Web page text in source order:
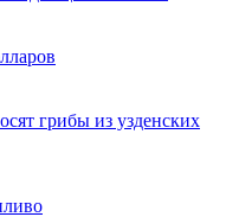
грибы из узденских